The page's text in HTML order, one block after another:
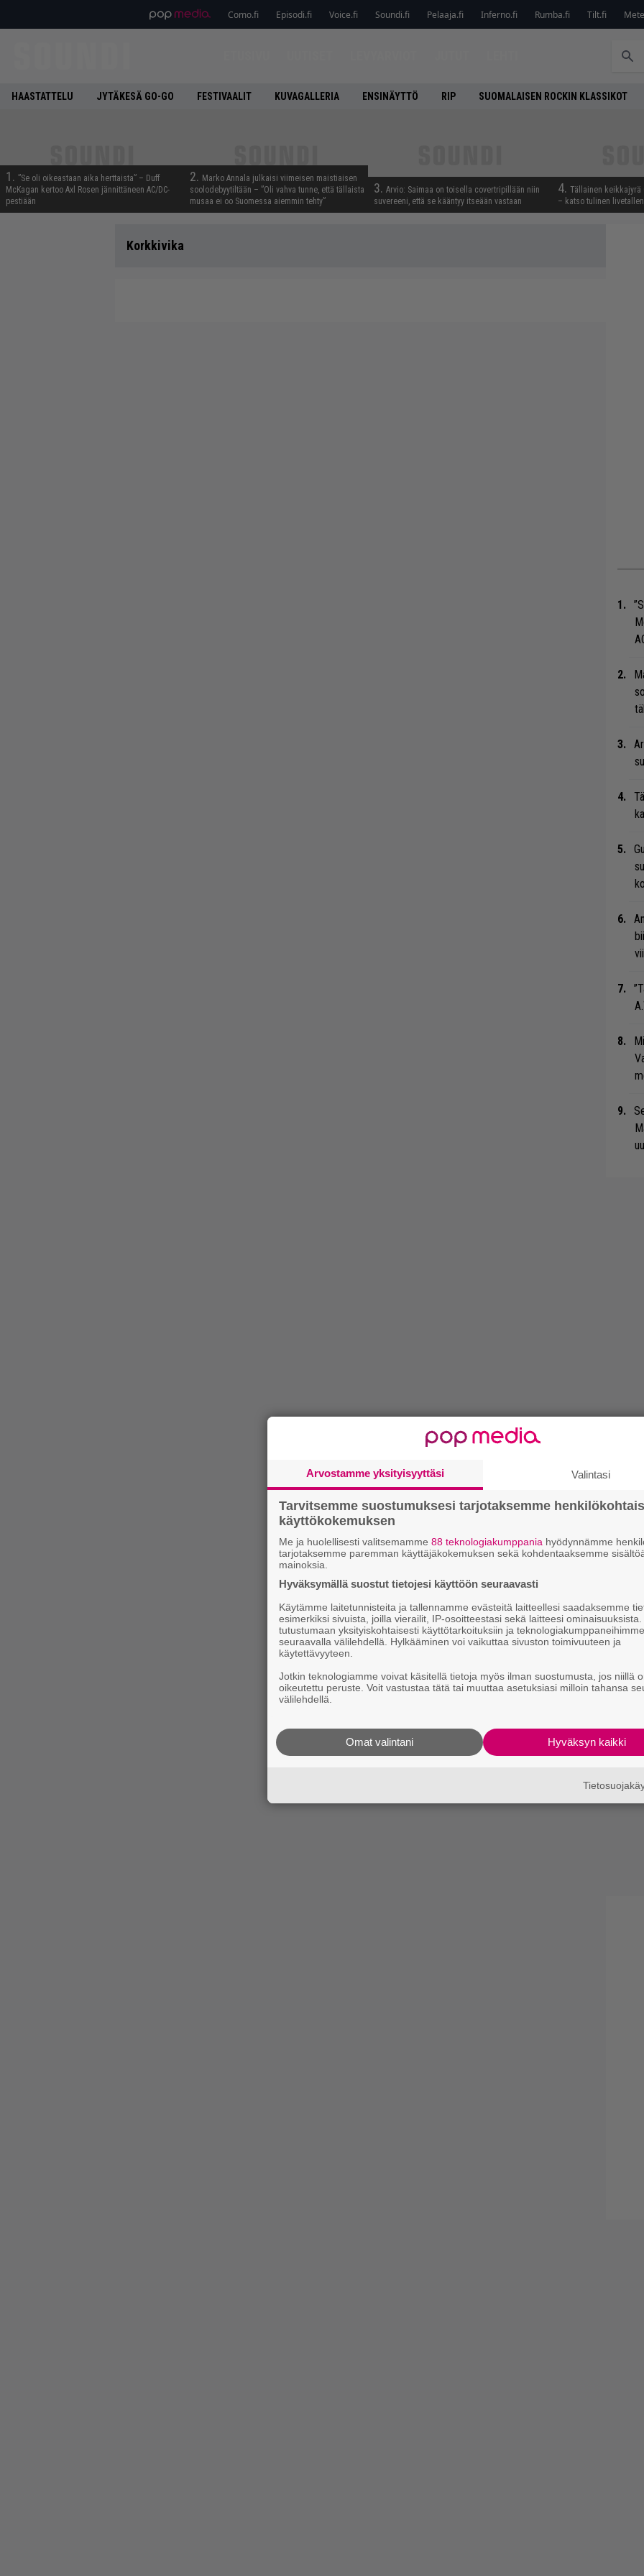
Como.fi Episodi.fi Voice.fi Soundi.fi Pelaaja.fi Inferno.fi Rumba.fi Tilt.fi
HAASTATTELU JYTÄKESÄ GO-GO FESTIVAALIT KUVAGALLERIA ENSINÄYTTÖ RIP SUOMALAISEN ROCKIN KLASSIKOT
1. ”Se oli oikeastaan aika herttaista” – Duff
McKagan kertoo Axl Rosen jännittäneen AC/DC-
pestiään
2. Marko Annala julkaisi viimeisen maistiaisen
soolodebyytiltään – ”Oli vahva tunne, että tällaista
musaa ei oo Suomessa aiemmin tehty”
3. Arvio: Saimaa on toisella covertripillään niin
suvereeni, että se kääntyy itseään vastaan
4. Tällainen keikkajyrä
– katso tulinen
Korkkivika
Arvostamme yksityisyyttäsi Valintasi
Tarvitsemme suostumuksesi tarjotaksemme
käyttökokemuksen
Me ja huolellisesti valitsemamme 88 teknologiakumppania hyödynnämme
tarjotaksemme paremman käyttäjäkokemuksen sekä kohdentaaksemme
mainoksia.
Hyväksymällä suostut tietojesi käyttöön seuraavasti
Käytämme laitetunnisteita ja tallennamme evästeitä laitteellesi saadaksemme
esimerkiksi sivuista, joilla vierailit, IP-osoitteestasi sekä laitteesi
tutustumaan yksityiskohtaisesti käyttötarkoituksiin ja teknologiakumppaneihimme
seuraavalla välilehdellä. Hylkääminen voi vaikuttaa sivuston toimivuuteen ja
käytettävyyteen.
Jotkin teknologiamme voivat käsitellä tietoja myös ilman suostumusta, jos niillä
oikeutettu peruste. Voit vastustaa tätä tai muuttaa asetuksiasi milloin tahansa
välilehdellä.
Hyväksyn kaikki
Omat valintani